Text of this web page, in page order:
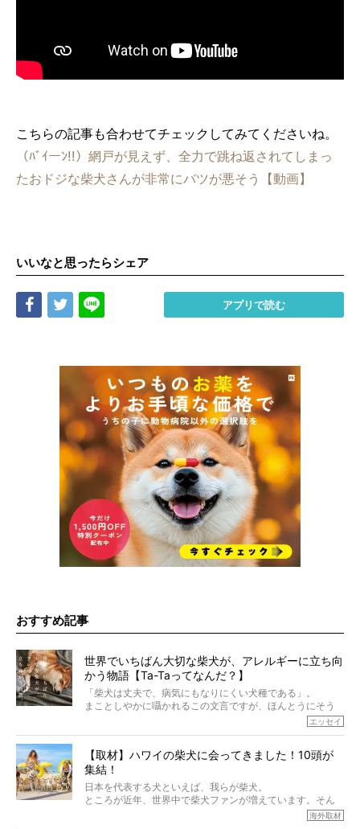
こちらの記事も合わせてチェックしてみてくださいね。
（ﾊﾞｲーﾝ!!）網戸が見えず、全力で跳ね返されてしまっ
たおドジな柴犬さんが非常にバツが悪そう【動画】
いいなと思ったらシェア
Share Tweet アプリで読む
おすすめ記事
世界でいちばん大切な柴犬が、アレルギーに立ち向
かう物語【Ta-Taってなんだ？】
「柴犬は丈夫で、病気にもなりにくい犬種である」。
まことしやかに囁かれるこの文言ですが、ほんとうにそう
でも、いざそれぞれの個体を見ていくと、丈夫で病気にも
なりにくい、とは言えないような気もするのです。
実際に「病気にならない」などということはないし、飼い
主はそのためにやるべきことがある。
今回は、柴犬に関わる方たちすべてに読んで欲しい、ある
エッセイ
【取材】ハワイの柴犬に会ってきました！10頭が
集結！
日本を代表する犬といえば、我らが柴犬。
ところが近年、世界中で柴犬ファンが増えています。そん
な中「柴犬ライフ」が目をつけたのは、南の楽園ハワイ。
海外取材